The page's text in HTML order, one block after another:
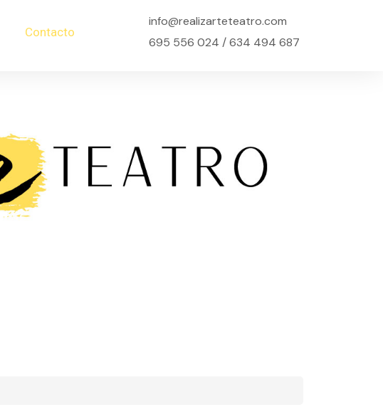
Contacto
info@realizarteteatro.com
695 556 024 / 634 494 687